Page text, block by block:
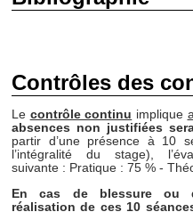
Contrôles des
Le contrôle continu implique
absences non justifiées
partir d’une présence à 10
l’intégralité du stage),
suivante : Pratique : 75 % -
En cas de blessure ou
réalisation de ces 10